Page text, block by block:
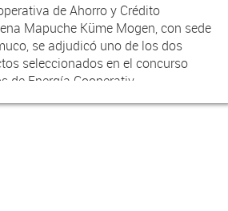
de Ahorro y Crédito
Mapuche Küme Mogen, con sede
se adjudicó uno de los dos
seleccionados en el concurso
de Energía Cooperativ...